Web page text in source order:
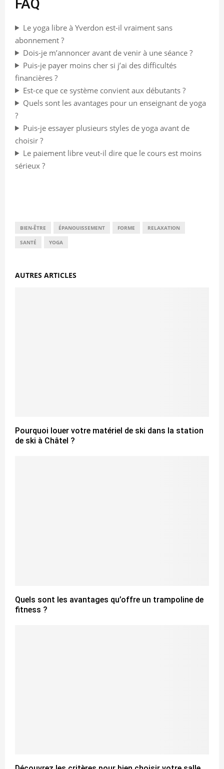
FAQ
Le yoga libre à Yverdon est-il vraiment sans
abonnement ?
Dois-je m’annoncer avant de venir à une séance ?
Puis-je payer moins cher si j’ai des difficultés
financières ?
Est-ce que ce système convient aux débutants ?
Quels sont les avantages pour un enseignant de yoga
?
Puis-je essayer plusieurs styles de yoga avant de
choisir ?
Le paiement libre veut-il dire que le cours est moins
sérieux ?
BIEN-ÊTRE ÉPANOUISSEMENT FORME RELAXATION
SANTÉ YOGA
AUTRES ARTICLES
Pourquoi louer votre matériel de ski dans la station
de ski à Châtel ?
Quels sont les avantages qu’offre un trampoline de
fitness ?